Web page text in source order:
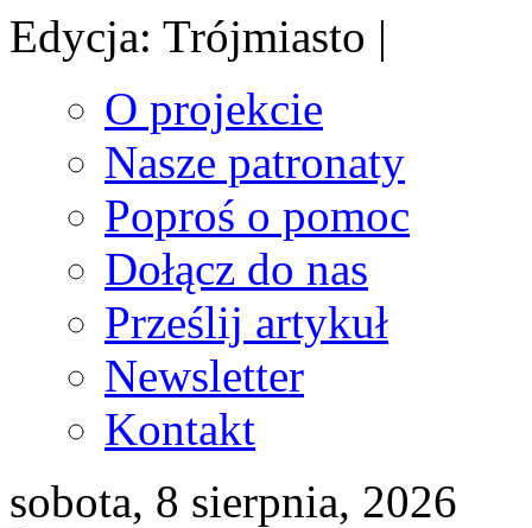
Edycja: Trójmiasto |
O projekcie
Nasze patronaty
Poproś o pomoc
Dołącz do nas
Prześlij artykuł
Newsletter
Kontakt
sobota, 8 sierpnia, 2026